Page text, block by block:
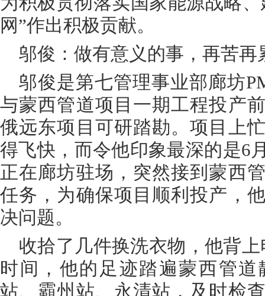
网”作出积极贡献。
邬俊：做有意义的事，再苦再
邬俊是第七管理事业部廊坊
与蒙西管道项目一期工程投产
俄远东项目可研踏勘。项目上
得飞快，而令他印象最深的是6
正在廊坊驻场，突然接到蒙西
任务，为确保项目顺利投产，
决问题。
收拾了几件换洗衣物，他背
时间，他的足迹踏遍蒙西管
站、霸州站、永清站，及时检